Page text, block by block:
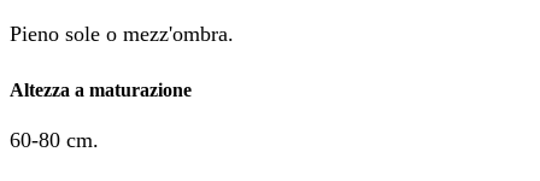
Pieno sole o mezz'ombra.
Altezza a maturazione
60-80 cm.